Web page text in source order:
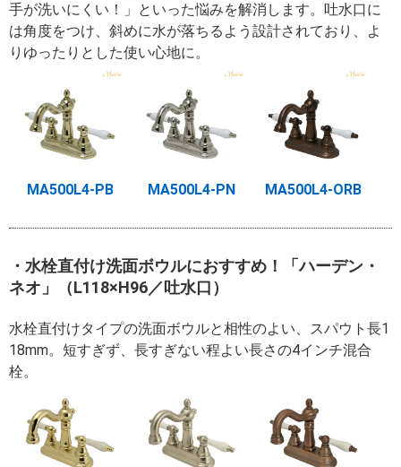
手が洗いにくい！」といった悩みを解消します。吐水口に
は角度をつけ、斜めに水が落ちるよう設計されており、よ
りゆったりとした使い心地に。
MA500L4-PB MA500L4-PN MA500L4-ORB
・水栓直付け洗面ボウルにおすすめ！「ハーデン・
ネオ」（L118×H96／吐水口）
水栓直付けタイプの洗面ボウルと相性のよい、スパウト長1
18mm。短すぎず、長すぎない程よい長さの4インチ混合
栓。